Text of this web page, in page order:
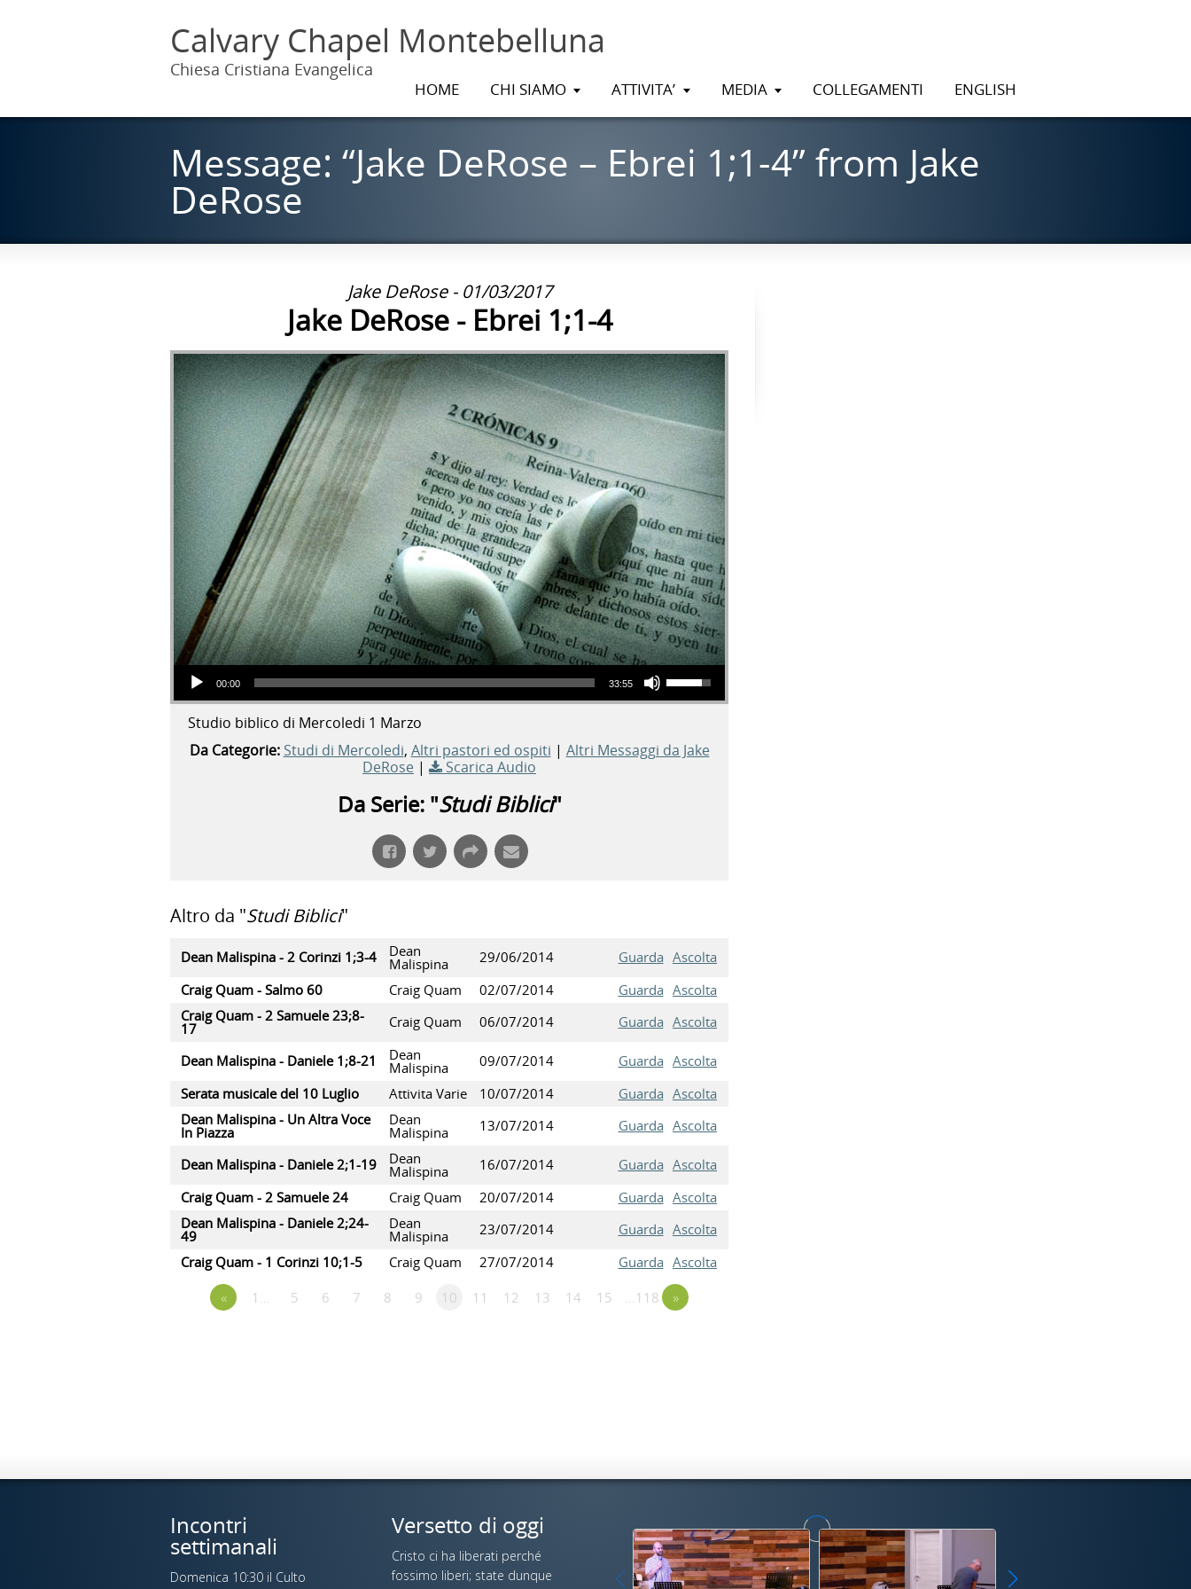
Calvary Chapel Montebelluna
Chiesa Cristiana Evangelica
HOME CHI SIAMO ATTIVITA’ MEDIA COLLEGAMENTI ENGLISH
Message: “Jake DeRose – Ebrei 1;1-4” from Jake
DeRose
Jake DeRose - 01/03/2017
Jake DeRose - Ebrei 1;1-4
Audio Player
00:00 33:55
Usa i tasti freccia su/giù per aumentare o diminuire il volume.
Studio biblico di Mercoledi 1 Marzo
Da Categorie: Studi di Mercoledi, Altri pastori ed ospiti | Altri Messaggi da Jake
DeRose | Scarica Audio
Da Serie: "Studi Biblici"
Altro da "Studi Biblici"
Dean Malispina - 2 Corinzi 1;3-4 Dean
Malispina 29/06/2014 Guarda Ascolta
Craig Quam - Salmo 60
Craig Quam 02/07/2014 Guarda Ascolta
Craig Quam - 2 Samuele 23;8-
17 Craig Quam 06/07/2014 Guarda Ascolta
Dean Malispina - Daniele 1;8-21 Dean
Malispina 09/07/2014 Guarda Ascolta
Serata musicale del 10 Luglio
Attivita Varie 10/07/2014 Guarda Ascolta
Dean Malispina - Un Altra Voce
In Piazza
Dean
Malispina 13/07/2014 Guarda Ascolta
Dean Malispina - Daniele 2;1-19 Dean
Malispina 16/07/2014 Guarda Ascolta
Craig Quam - 2 Samuele 24
Craig Quam 20/07/2014 Guarda Ascolta
Dean Malispina - Daniele 2;24-
49
Dean
Malispina 23/07/2014 Guarda Ascolta
Craig Quam - 1 Corinzi 10;1-5
Craig Quam 27/07/2014 Guarda Ascolta
«
1… 5 6 7 8 9 10 11 12 13 14 15 …118 »
Incontri
settimanali
Domenica 10:30 il Culto
Versetto di oggi
Cristo ci ha liberati perché
fossimo liberi; state dunque